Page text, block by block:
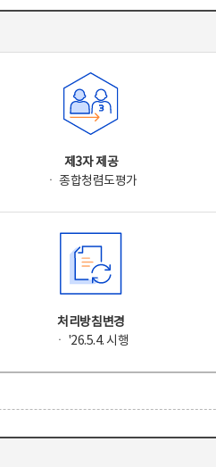
제3자 제공
ㆍ 종합청렴도평가
처리방침변경
ㆍ '26.5.4. 시행